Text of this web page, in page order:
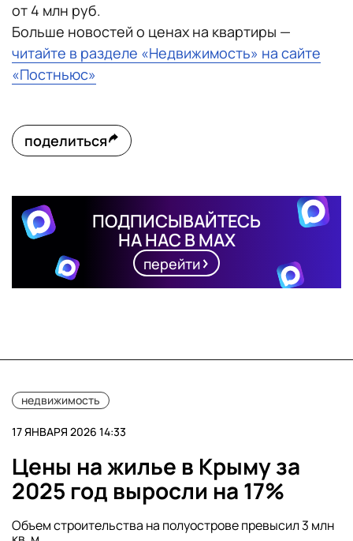
от 4 млн руб.
Больше новостей о ценах на квартиры —
читайте в разделе «Недвижимость» на сайте
«Постньюс»
поделиться
ПОДПИСЫВАЙТЕСЬ
НА НАС В MAX
перейти
недвижимость
17 ЯНВАРЯ 2026 14:33
Цены на жилье в Крыму за
2025 год выросли на 17%
Объем строительства на полуострове превысил 3 млн